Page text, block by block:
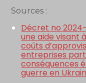
Sources :
Décret no
une aide visant
coûts
entreprises
conséquences
guerre en